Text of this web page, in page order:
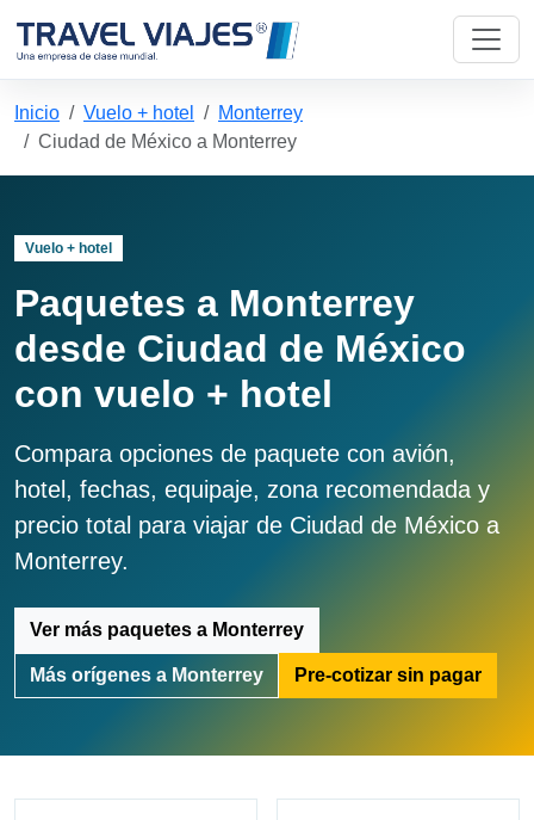
Inicio Vuelo + hotel
Monterrey
Ciudad de México a Monterrey
Vuelo + hotel
Paquetes a Monterrey
desde Ciudad de México
con vuelo + hotel
Compara opciones de paquete con avión,
hotel, fechas, equipaje, zona recomendada y
precio total para viajar de Ciudad de México a
Monterrey.
Ver más paquetes a Monterrey
Más orígenes a Monterrey Pre-cotizar sin pagar